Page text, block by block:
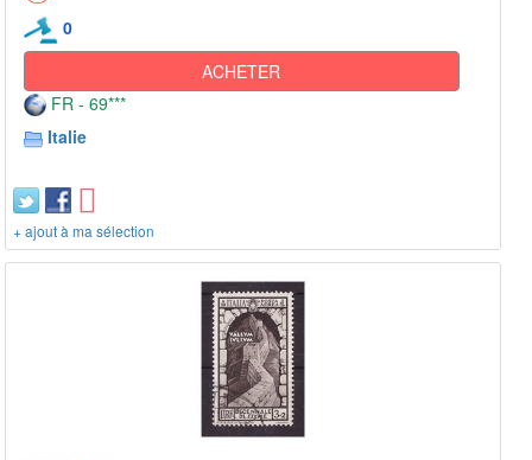
0
ACHETER
FR - 69***
Italie
+ ajout à ma sélection